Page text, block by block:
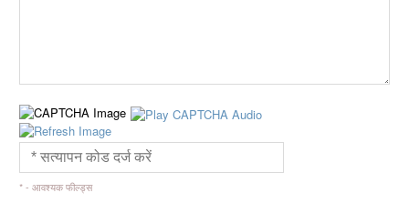
* - आवश्यक फील्ड्स